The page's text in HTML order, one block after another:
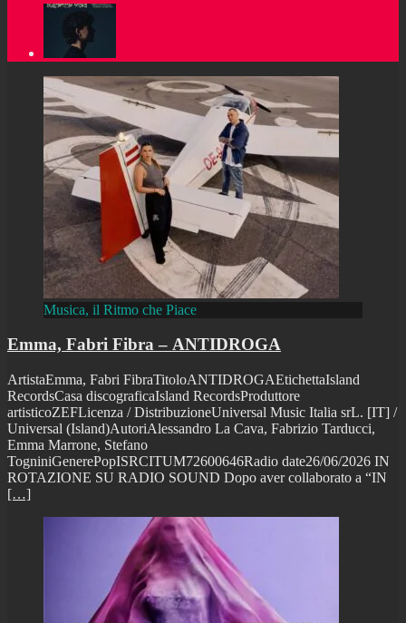
Musica, il Ritmo che Piace
Emma, Fabri Fibra – ANTIDROGA
ArtistaEmma, Fabri FibraTitoloANTIDROGAEtichettaIsland
RecordsCasa discograficaIsland RecordsProduttore
artisticoZEFLicenza / DistribuzioneUniversal Music Italia srL. [IT] /
Universal (Island)AutoriAlessandro La Cava, Fabrizio Tarducci,
Emma Marrone, Stefano
TogniniGenerePopISRCITUM72600646Radio date26/06/2026 IN
ROTAZIONE SU RADIO SOUND Dopo aver collaborato a “IN
[…]